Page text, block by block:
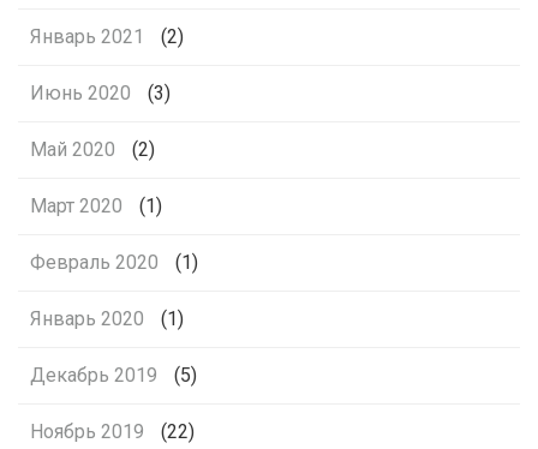
Январь 2021 (2)
Июнь 2020 (3)
Май 2020 (2)
Март 2020 (1)
Февраль 2020 (1)
Январь 2020 (1)
Декабрь 2019 (5)
Ноябрь 2019 (22)